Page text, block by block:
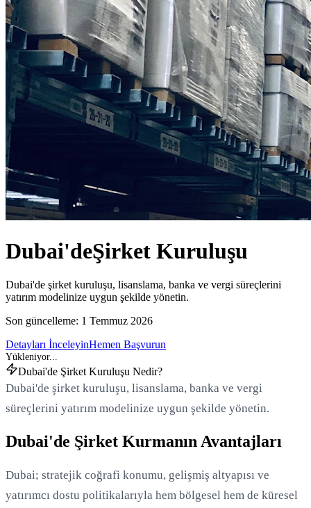
Dubai'deŞirket Kuruluşu
Dubai'de şirket kuruluşu, lisanslama, banka ve vergi süreçlerini
yatırım modelinize uygun şekilde yönetin.
Son güncelleme: 1 Temmuz 2026
Detayları İnceleyinHemen Başvurun
Dubai'de Şirket Kuruluşu Nedir?
Dubai'de şirket kuruluşu, lisanslama, banka ve vergi
süreçlerini yatırım modelinize uygun şekilde yönetin.
Dubai'de Şirket Kurmanın Avantajları
Dubai; stratejik coğrafi konumu, gelişmiş altyapısı ve
yatırımcı dostu politikalarıyla hem bölgesel hem de küresel